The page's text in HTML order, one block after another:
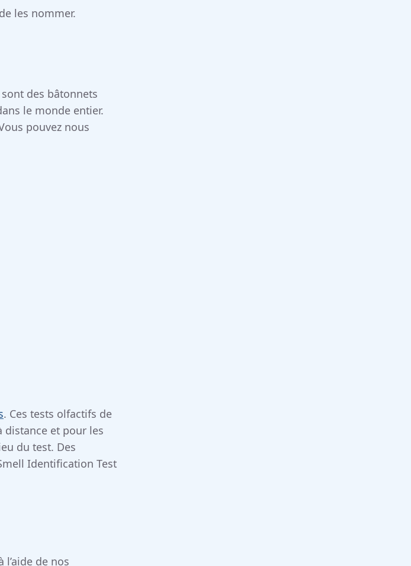
les nommer.
des bâtonnets
le monde entier.
pouvez nous
. Ces tests olfactifs de
distance et pour les
du test. Des
Identification Test
de nos